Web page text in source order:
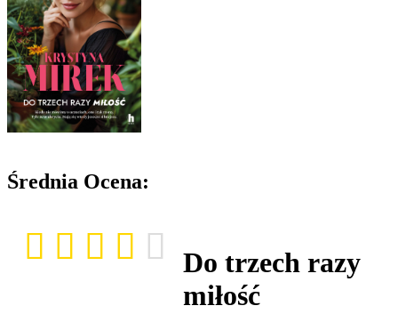
Średnia Ocena:
Do trzech razy
miłość